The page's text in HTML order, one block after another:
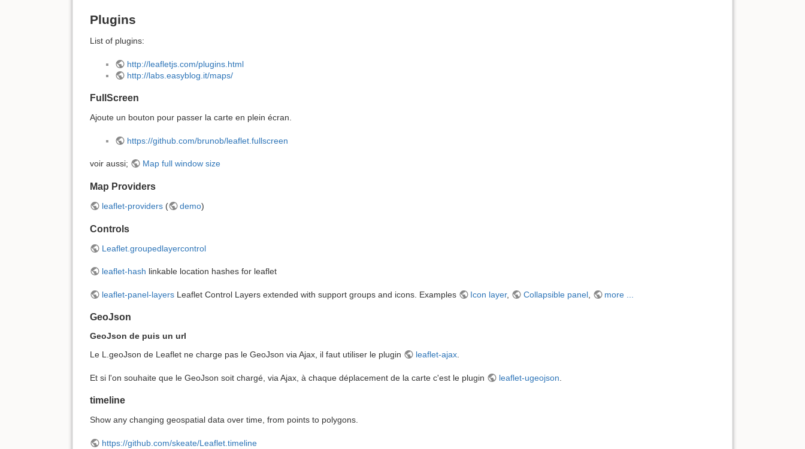
Plugins
List of plugins:
http://leafletjs.com/plugins.html
http://labs.easyblog.it/maps/
FullScreen
Ajoute un bouton pour passer la carte en plein écran.
https://github.com/brunob/leaflet.fullscreen
voir aussi; Map full window size
Map Providers
leaflet-providers( demo)
Controls
Leaflet.groupedlayercontrol
leaflet-hash linkable location hashes for leaflet
leaflet-panel-layersLeaflet Control Layers extended with support groups and icons. Examples Icon layer, Collapsible panel, more ...
GeoJson
GeoJson de puis un url
Le L.geoJson de Leaflet ne charge pas le GeoJson via Ajax, il faut utiliser le plugin
leaflet-ajax.
Et si l'on souhaite que le GeoJson soit chargé, via Ajax, à chaque déplacement de la carte c'est le plugin leaflet-ugeojson
timeline
Show any changing geospatial data over time, from points to polygons.
https://github.com/skeate/Leaflet.timeline